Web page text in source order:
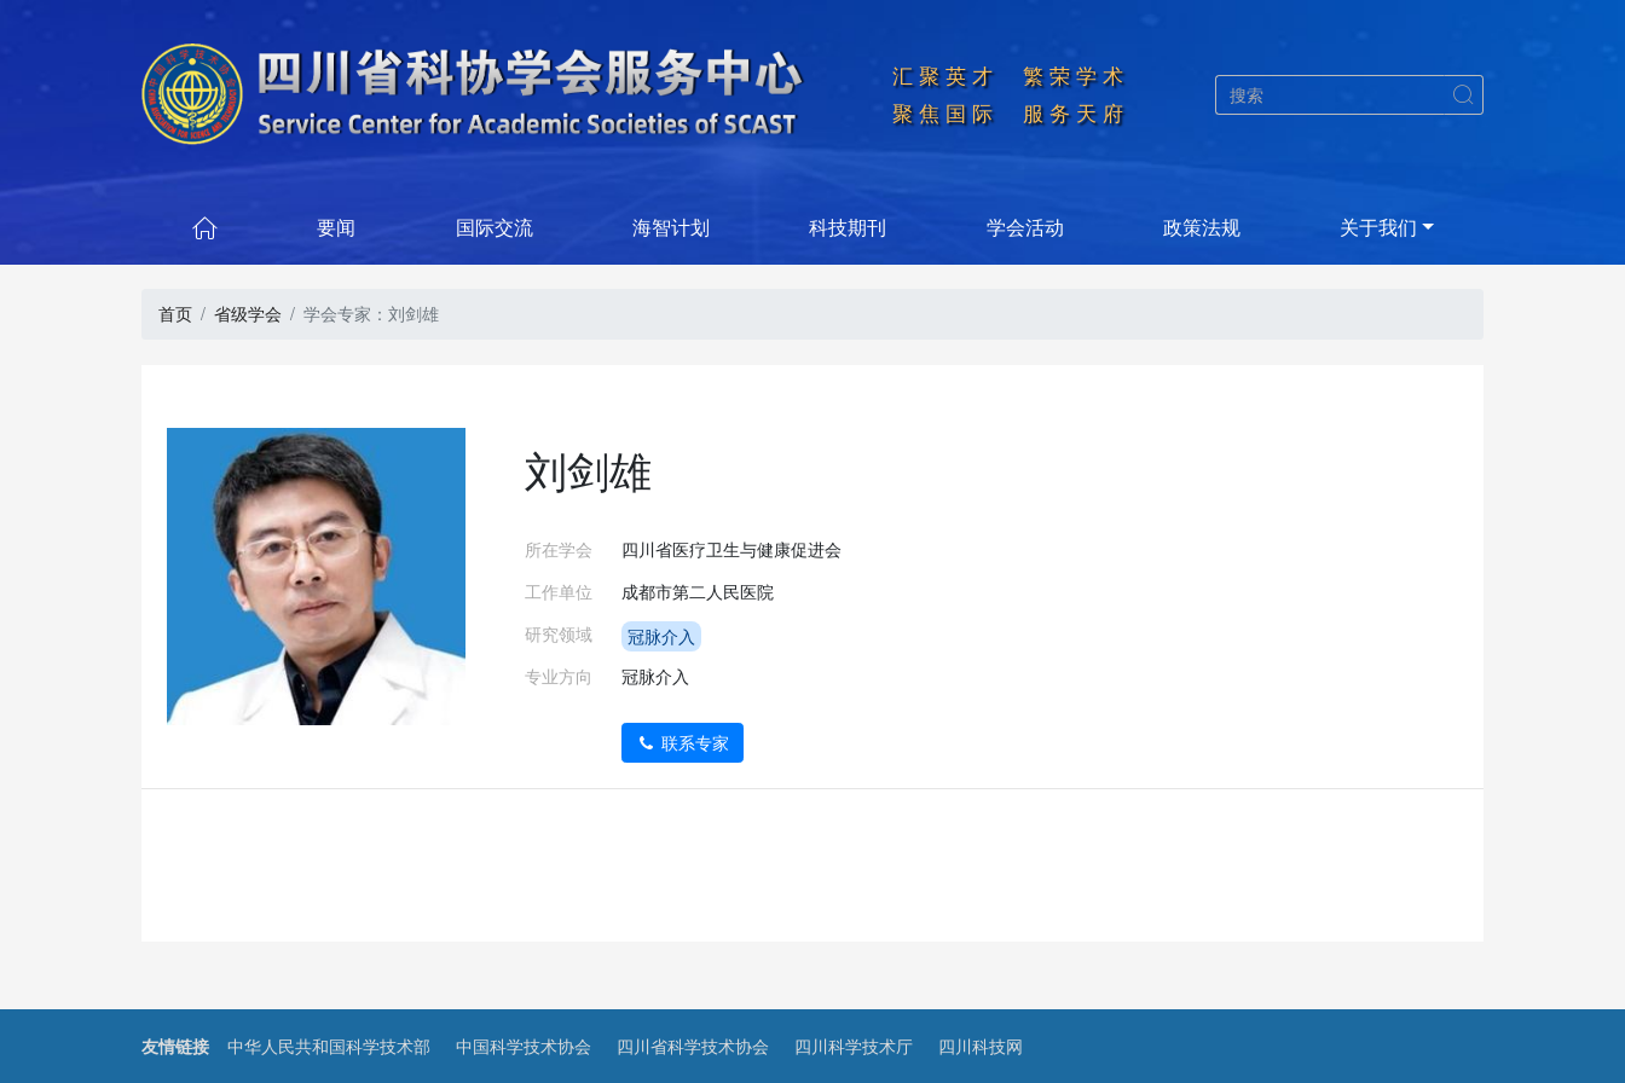
汇聚英才  繁荣学术
聚焦国际  服务天府

 要闻 国际交流 海智计划 科技期刊 学会活动 政策法规 关于我们
首页 省级学会 学会专家：刘剑雄
刘剑雄
所在学会
四川省医疗卫生与健康促进会
工作单位
成都市第二人民医院
研究领域
冠脉介入
专业方向
冠脉介入
联系专家
友情链接 中华人民共和国科学技术部 中国科学技术协会 四川省科学技术协会 四川科学技术厅 四川科技网